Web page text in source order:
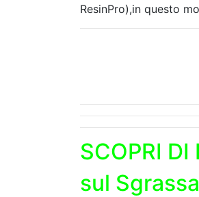
ResinPro),in questo
SCOPRI DI
sul